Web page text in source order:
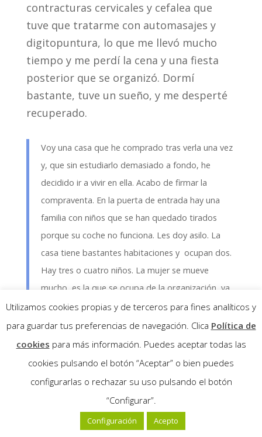
contracturas cervicales y cefalea que
tuve que tratarme con automasajes y
digitopuntura, lo que me llevó mucho
tiempo y me perdí la cena y una fiesta
posterior que se organizó. Dormí
bastante, tuve un sueño, y me desperté
recuperado.
Voy una casa que he comprado tras verla una vez
y, que sin estudiarlo demasiado a fondo, he
decidido ir a vivir en ella. Acabo de firmar la
compraventa. En la puerta de entrada hay una
familia con niños que se han quedado tirados
porque su coche no funciona. Les doy asilo. La
casa tiene bastantes habitaciones y ocupan dos.
Hay tres o cuatro niños. La mujer se mueve
mucho, es la que se ocupa de la organización, va
de una habitación a otra y se fija mucho en los
detalles de la casa. Me voy fijando en la casa
porque la mujer me indica de alguna manera que
mire hacia ciertos sitios. Veo ciertas partes
ampliadas como si mi visión fuera telescópica y
techos, falta de material de unión. Es como si la
casa tuviese cierta fragilidad en la estructura. Me
Utilizamos cookies propias y de terceros para fines analíticos y
para guardar tus preferencias de navegación. Clica Política de
cookies para más información. Puedes aceptar todas las
cookies pulsando el botón “Aceptar” o bien puedes
configurarlas o rechazar su uso pulsando el botón
“Configurar”.
Configuración Acepto